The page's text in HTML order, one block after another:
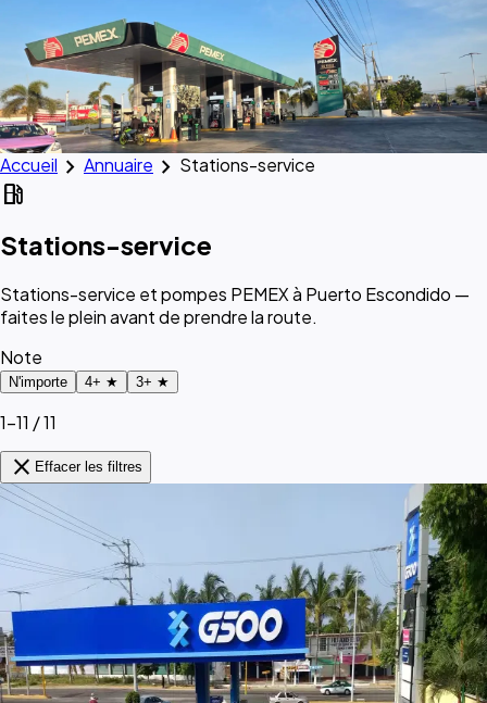
Accueil chevron_right Annuaire chevron_right Stations-service
local_gas_station
Stations-service
Stations-service et pompes PEMEX à Puerto Escondido —
faites le plein avant de prendre la route.
Note
N'importe 4+ ★ 3+ ★
1–11 / 11
close Effacer les filtres